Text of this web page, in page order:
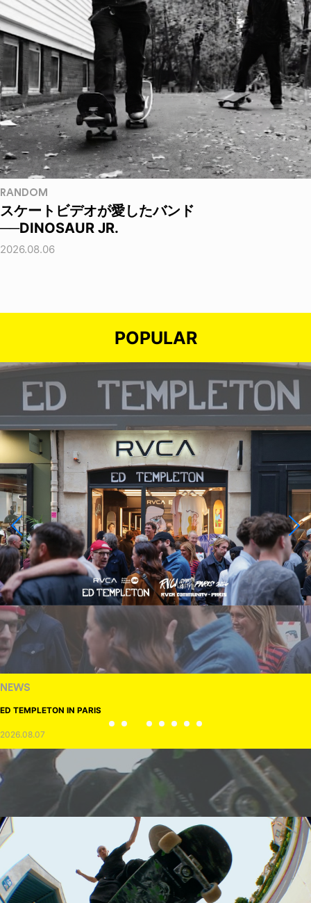
RANDOM
スケートビデオが愛したバンド
──DINOSAUR JR.
2026.08.06
POPULAR
NEWS
ED TEMPLETON IN PARIS
2026.08.07